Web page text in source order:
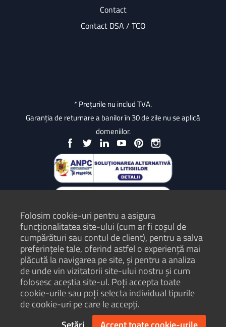
Contact
Contact DSA / TCO
* Prețurile nu includ TVA.
Garanția de returnare a banilor în 30 de zile nu se aplică
domeniilor.
Protecția Consumatorilor - ANPC
Termeni și condiții
Politică de confidențialitate
Hartă site
Folosim cookie-uri pentru a asigura
funcționalitatea site-ului (cum ar fi coșul de
cumpărături sau contul de client), pentru a salva
preferințele tale, oferind astfel o experiență mai
plăcută la navigarea pe site, și pentru a analiza
de unde vin vizitatorii site-ului nostru și cum
folosesc aceștia site-ul. Poți accepta toate
cookie-urile sau poți selecta individual tipurile
de cookie-uri pe care le accepți.